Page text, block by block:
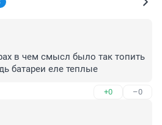
в чем смысл было так топить
батареи еле теплые
+0 –0